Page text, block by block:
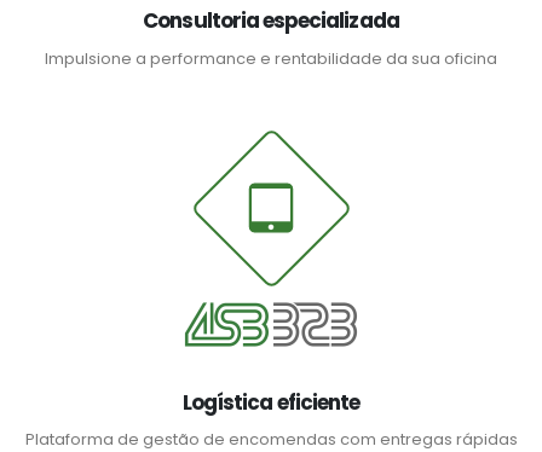
Consultoria especializada
Impulsione a performance e rentabilidade da sua oficina
Logística eficiente
Plataforma de gestão de encomendas com entregas rápidas